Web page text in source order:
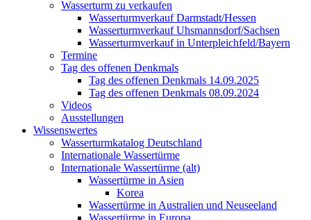
Wasserturm zu verkaufen
Wasserturmverkauf Darmstadt/Hessen
Wasserturmverkauf Uhsmannsdorf/Sachsen
Wasserturmverkauf in Unterpleichfeld/Bayern
Termine
Tag des offenen Denkmals
Tag des offenen Denkmals 14.09.2025
Tag des offenen Denkmals 08.09.2024
Videos
Ausstellungen
Wissenswertes
Wasserturmkatalog Deutschland
Internationale Wassertürme
Internationale Wassertürme (alt)
Wassertürme in Asien
Korea
Wassertürme in Australien und Neuseeland
Wassertürme in Europa